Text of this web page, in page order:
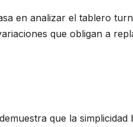
en analizar el tablero
que obligan a
que la